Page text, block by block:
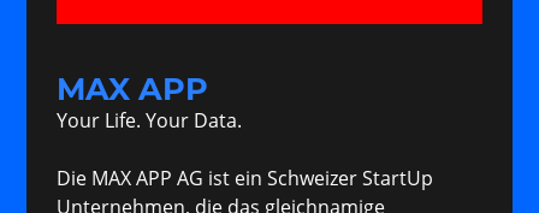
MAX APP
Your Life. Your Data.
Die MAX APP AG ist ein Schweizer StartUp
Unternehmen, die das gleichnamige